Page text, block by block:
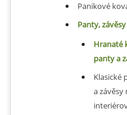
Panikové
Panty, závěsy
Hranaté
panty a
Klasické
a závěsy